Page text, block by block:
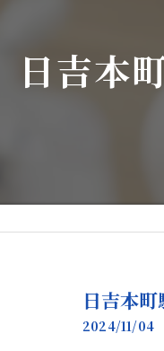
日吉本
日吉本
2024/11/04